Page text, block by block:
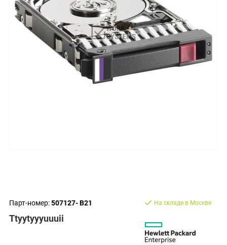
Парт-номер:507127- B21
Ttyytyyyuuuii
На складе в Москве